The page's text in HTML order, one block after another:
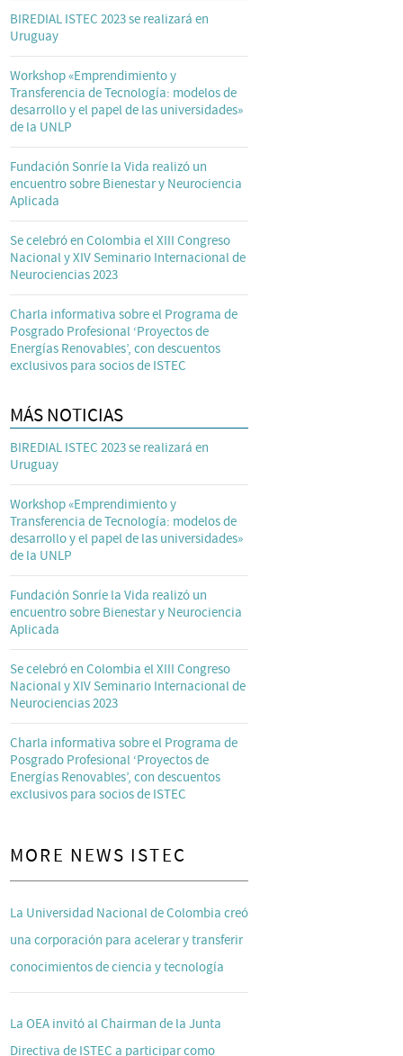
BIREDIAL ISTEC 2023 se realizará en
Uruguay
Workshop «Emprendimiento y
Transferencia de Tecnología: modelos de
desarrollo y el papel de las universidades»
de la UNLP
Fundación Sonríe la Vida realizó un
encuentro sobre Bienestar y Neurociencia
Aplicada
Se celebró en Colombia el XIII Congreso
Nacional y XIV Seminario Internacional de
Neurociencias 2023
Charla informativa sobre el Programa de
Posgrado Profesional ‘Proyectos de
Energías Renovables’, con descuentos
exclusivos para socios de ISTEC
MÁS NOTICIAS
BIREDIAL ISTEC 2023 se realizará en
Uruguay
Workshop «Emprendimiento y
Transferencia de Tecnología: modelos de
desarrollo y el papel de las universidades»
de la UNLP
Fundación Sonríe la Vida realizó un
encuentro sobre Bienestar y Neurociencia
Aplicada
Se celebró en Colombia el XIII Congreso
Nacional y XIV Seminario Internacional de
Neurociencias 2023
Charla informativa sobre el Programa de
Posgrado Profesional ‘Proyectos de
Energías Renovables’, con descuentos
exclusivos para socios de ISTEC
MORE NEWS ISTEC
La Universidad Nacional de Colombia creó
una corporación para acelerar y transferir
conocimientos de ciencia y tecnología
La OEA invitó al Chairman de la Junta
Directiva de ISTEC a participar como